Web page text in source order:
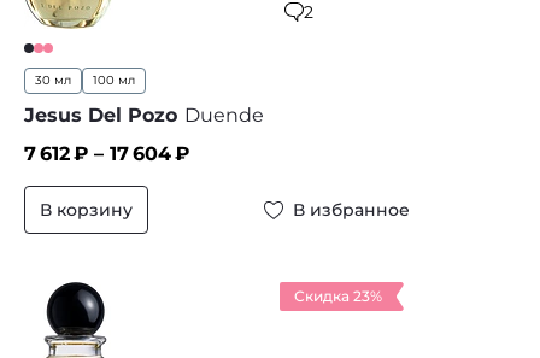
2
30 мл 100 мл
Jesus Del Pozo Duende
7 612₽ – 17 604₽
В корзину В избранное
Скидка 23%